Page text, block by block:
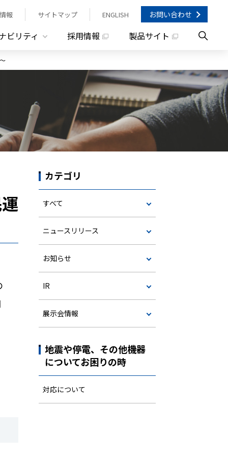
報 サイトマップ ENGLISH お問い合わせ
ビリティ 採用情報 製品サイト
カテゴリ
すべて
ニュースリリース
お知らせ
IR
展示会情報
地震や停電、その他機器
についてお困りの時
対応について